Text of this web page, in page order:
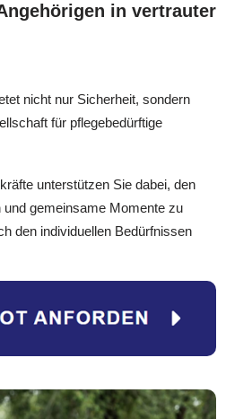
in vertrauter
nicht nur Sicherheit, sondern
für pflegebedürftige
unterstützen Sie dabei, den
und gemeinsame Momente zu
den individuellen Bedürfnissen